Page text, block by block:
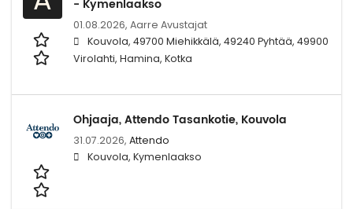
- Kymenlaakso
01.08.2026, Aarre Avustajat
Kouvola, 49700 Miehikkälä, 49240 Pyhtää, 49900
Virolahti, Hamina, Kotka
Ohjaaja, Attendo Tasankotie, Kouvola
31.07.2026, Attendo
Kouvola, Kymenlaakso